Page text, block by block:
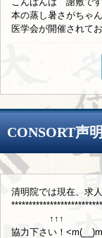
本の蒸し暑さがちゃ
医学会が開催されて
CONSORT声
清明院では現在、求
↑↑↑ ↑↑↑ こ
協力下さい！